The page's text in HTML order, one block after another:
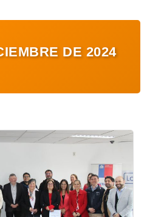
DE 2024